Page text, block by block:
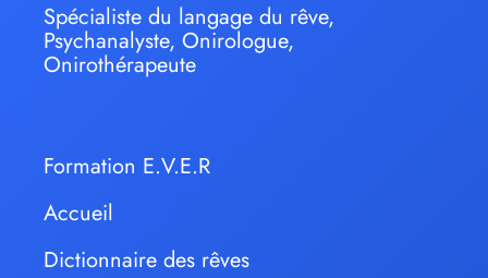
Spécialiste du langage du rêve,
Psychanalyste, Onirologue,
Onirothérapeute
Formation E.V.E.R
Accueil
Dictionnaire des rêves